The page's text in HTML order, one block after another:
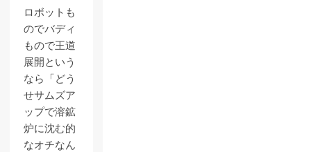
ロボットも
のでバディ
もので王道
展開という
なら「どう
せサムズア
ップで溶鉱
炉に沈む的
なオチなん